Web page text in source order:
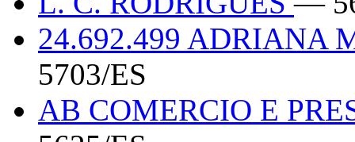
24.692.499 ADRIANA
5703/ES
AB COMERCIO E